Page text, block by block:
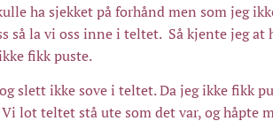
ha sjekket på forhånd men som jeg
så la vi oss inne i teltet. Så kjente jeg
fikk puste.
slett ikke sove i teltet. Da jeg ikke fikk
Vi lot teltet stå ute som det var, og håpte